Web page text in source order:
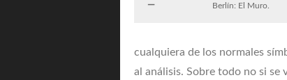
Berlín: El Muro.
cualquiera de los normales
al análisis. Sobre todo no si se